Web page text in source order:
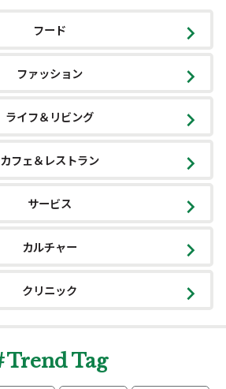
フード
ファッション
ライフ＆リビング
カフェ＆レストラン
サービス
カルチャー
クリニック
Trend Tag